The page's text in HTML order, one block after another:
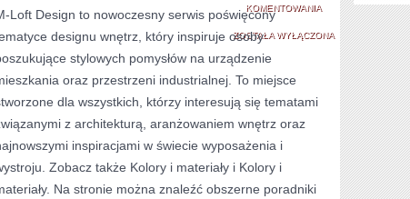
KOMENTOWANIAARANŻACJA
I
PROJEKTOWANIE
WNĘTRZ
ZOSTAŁA WYŁĄCZONA
Loft Design to nowoczesny serwis poświęcony
designu wnętrz, który inspiruje osoby
stylowych pomysłów na urządzenie
oraz przestrzeni industrialnej. To miejsce
dla wszystkich, którzy interesują się tematami
z architekturą, aranżowaniem wnętrz oraz
inspiracjami w świecie wyposażenia i
Zobacz także Kolory i materiały i Kolory i
Na stronie można znaleźć obszerne poradniki